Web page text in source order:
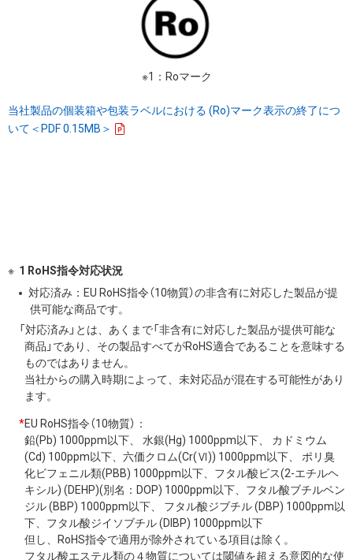
※1：Roマーク
当社製品の個装箱や包装ラベルにおける (Ro)マーク表示の終了につ
いて＜PDF 0.15MB＞
1 RoHS指令対応状況
対応済み：EU RoHS指令（10物質）の非含有に対応した製品が提
供可能な商品です。
「対応済み」とは、あくまで「非含有に対応した製品が提供可能な
商品」であり、その製品すべてがRoHS適合であることを意味する
ものではありません。
当社からの購入時期によって、未対応品が混在する可能性があり
ます。
*EU RoHS指令（10物質）：
鉛(Pb) 1000ppm以下、 水銀(Hg) 1000ppm以下、 カドミウム
(Cd) 100ppm以下、六価クロム(Cr(Ⅵ)) 1000ppm以下、 ポリ臭
化ビフェニル類(PBB) 1000ppm以下、フタル酸ビス(2-エチルヘ
キシル) (DEHP)(別名：DOP) 1000ppm以下、フタル酸ブチルベン
ジル (BBP) 1000ppm以下、 フタル酸ジブチル (DBP) 1000ppm以
下、フタル酸ジイソブチル (DIBP) 1000ppm以下
但し、RoHS指令で適用が除外されている項目は除く。
フタル酸エステル類の４物質については閾値を超える意図的な使